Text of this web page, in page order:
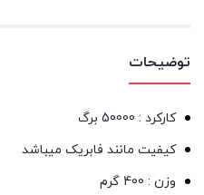
توضیحات
کارکرد : 50000 برگ
کیفیت مانند فابریک میباشد
وزن : 400 گرم